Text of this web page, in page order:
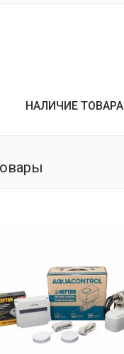
НАЛИЧИЕ ТОВАРА